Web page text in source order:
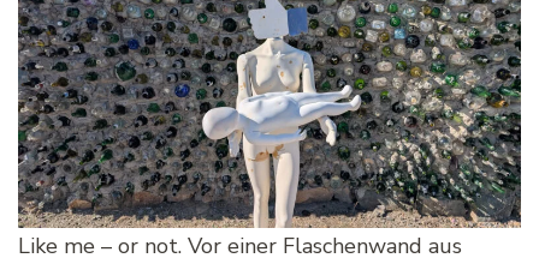
Like me – or not. Vor einer Flaschenwand aus